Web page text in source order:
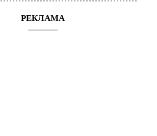
РЕКЛАМА